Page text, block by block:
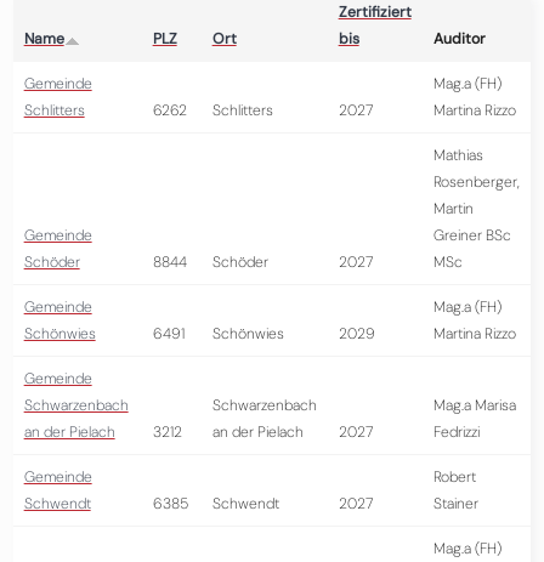
Name PLZ Ort
Zertifiziert
bis
Auditor
Gemeinde
Schlitters
6262 Schlitters 2027
Mag.a (FH)
Martina Rizzo
Gemeinde
Schöder
8844 Schöder 2027
Mathias
Rosenberger,
Martin
Greiner BSc
MSc
Gemeinde
Schönwies
6491 Schönwies 2029
Mag.a (FH)
Martina Rizzo
Gemeinde
Schwarzenbach
an der Pielach
3212
Schwarzenbach
an der Pielach
2027
Mag.a Marisa
Fedrizzi
Gemeinde
Schwendt
6385 Schwendt 2027
Robert
Stainer
Mag.a (FH)